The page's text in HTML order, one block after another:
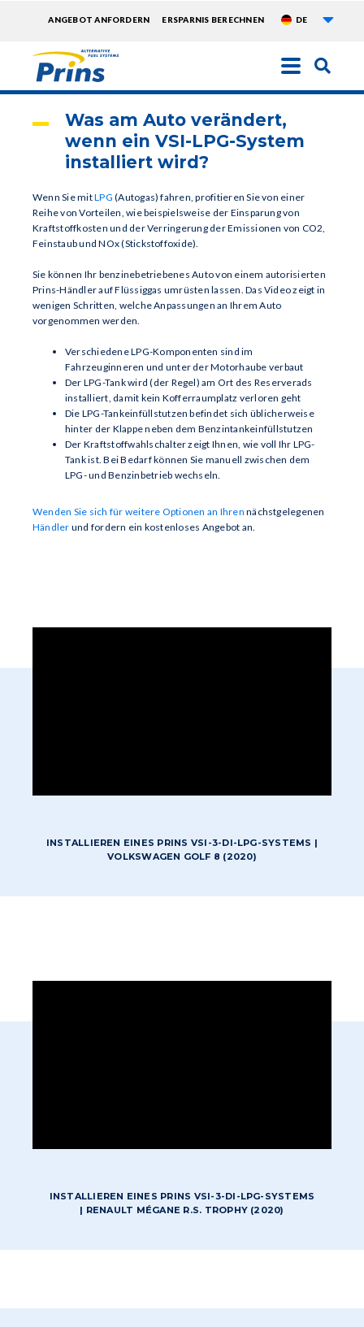
TOPMENU
ANGEBOT ANFORDERN ERSPARNIS BERECHNEN DE
Was am Auto verändert,
wenn ein VSI-LPG-System
installiert wird?
Wenn Sie mitLPG (Autogas) fahren, profitieren Sie von einer
Reihe von Vorteilen, wie beispielsweise der Einsparung von
Kraftstoffkosten und der Verringerung der Emissionen von CO2,
Feinstaub und NOx (Stickstoffoxide).
Sie können Ihr benzinebetriebenes Auto von einem autorisierten
Prins-Händler auf Flüssiggas umrüsten lassen. Das Video zeigt in
wenigen Schritten, welche Anpassungen an Ihrem Auto
vorgenommen werden.
Verschiedene LPG-Komponenten sind im
Fahrzeuginneren und unter der Motorhaube verbaut
Der LPG-Tank wird (der Regel) am Ort des Reserverads
installiert, damit kein Kofferraumplatz verloren geht
Die LPG-Tankeinfüllstutzen befindet sich üblicherweise
hinter der Klappe neben dem Benzintankeinfüllstutzen
Der Kraftstoffwahlschalter zeigt Ihnen, wie voll Ihr LPG-
Tank ist. Bei Bedarf können Sie manuell zwischen dem
LPG- und Benzinbetrieb wechseln.
Wenden Sie sich für weitere Optionen an Ihren nächstgelegenen
Händler und fordern ein kostenloses Angebot an.
INSTALLIEREN EINES PRINS VSI-3-DI-LPG-SYSTEMS |
VOLKSWAGEN GOLF 8 (2020)
INSTALLIEREN EINES PRINS VSI-3-DI-LPG-SYSTEMS
| RENAULT MÉGANE R.S. TROPHY (2020)